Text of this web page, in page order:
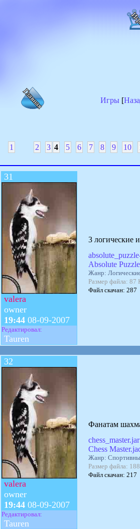
Игры [
1 2 3 4 5 6 7 8 9 10
31
valera
owner
19:44 08-09-2007
Редактировал:
Tauren
3 логические
Absolute
Жанр:
Размер файла: 87
Файл скачан: 287
32
valera
owner
19:44 08-09-2007
Редактировал:
Tauren
Фанатам
chess_master.jar
Chess
Жанр:
Размер файла:
Файл скачан: 217